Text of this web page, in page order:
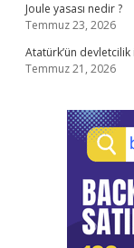
Joule yasası nedir ?
Temmuz 23, 2026
Atatürk’ün
Temmuz 21, 2026